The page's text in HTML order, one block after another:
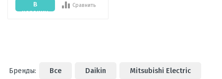
В
корзину
Сравнить
Бренды: Все Daikin Mitsubishi Electric